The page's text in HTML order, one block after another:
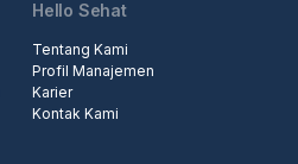
Hello Sehat
Tentang Kami
Profil Manajemen
Karier
Kontak Kami